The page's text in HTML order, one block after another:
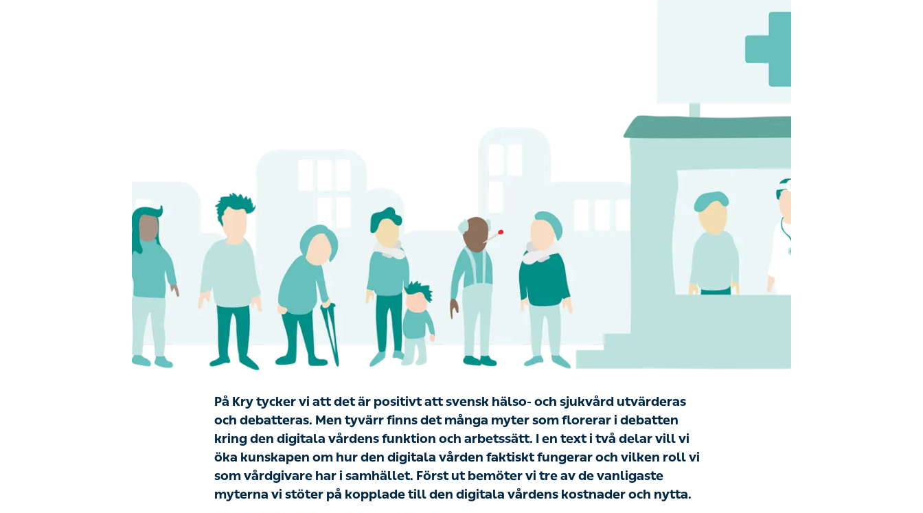
På Kry tycker vi att det är positivt att svensk hälso- och sjukvård utvärderas och
debatteras. Men tyvärr finns det många myter som florerar i debatten kring den
digitala vårdens funktion och arbetssätt. I en text i två delar vill vi öka kunskapen
om hur den digitala vården faktiskt fungerar och vilken roll vi som vårdgivare har i
samhället. Först ut bemöter vi tre av de vanligaste myterna vi stöter på kopplade till
den digitala vårdens kostnader och nytta.